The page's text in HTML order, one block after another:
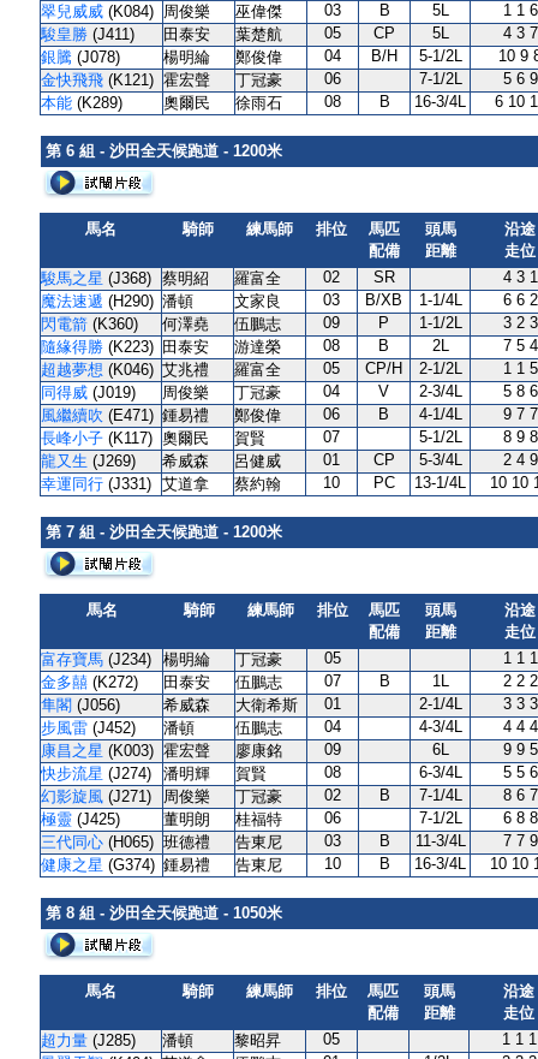
翠兒威威 (K084) 周俊樂 巫偉傑 03 B 5L
1 1 6
駿皇勝 (J411) 田泰安 葉楚航 05 CP 5L
4 3 7
銀騰 (J078) 楊明綸 鄭俊偉 04 B/H 5-1/2L
10 9
金快飛飛 (K121) 霍宏聲 丁冠豪 06 7-1/2L
5 6 9
本能 (K289) 奧爾民 徐雨石 08 B 16-3/4L 6 10
第 6 組 - 沙田全天候跑道 - 1200米
馬名 騎師 練馬師 排位
馬匹
配備
頭馬
距離
沿途
走位
駿馬之星 (J368) 蔡明紹 羅富全 02 SR
4 3 1
魔法速遞 (H290) 潘頓 文家良 03 B/XB 1-1/4L
6 6 2
閃電箭 (K360) 何澤堯 伍鵬志 09 P 1-1/2L
3 2 3
隨緣得勝 (K223) 田泰安 游達榮 08 B 2L
7 5 4
超越夢想 (K046) 艾兆禮 羅富全 05 CP/H 2-1/2L
1 1 5
同得威 (J019) 周俊樂 丁冠豪 04 V 2-3/4L
5 8 6
風繼續吹 (E471) 鍾易禮 鄭俊偉 06 B 4-1/4L
9 7 7
長峰小子 (K117) 奧爾民 賀賢 07 5-1/2L
8 9 8
龍又生 (J269) 希威森 呂健威 01 CP 5-3/4L
2 4 9
幸運同行 (J331) 艾道拿 蔡約翰 10 PC 13-1/4L 10 10
第 7 組 - 沙田全天候跑道 - 1200米
馬名 騎師 練馬師 排位
馬匹
配備
頭馬
距離
沿途
走位
富存寶馬 (J234) 楊明綸 丁冠豪 05
1 1 1
金多囍 (K272) 田泰安 伍鵬志 07 B 1L
2 2 2
隼閣 (J056) 希威森 大衛希斯 01 2-1/4L
3 3 3
步風雷 (J452) 潘頓 伍鵬志 04 4-3/4L
4 4 4
康昌之星 (K003) 霍宏聲 廖康銘 09 6L
9 9 5
快步流星 (J274) 潘明輝 賀賢 08 6-3/4L
5 5 6
幻影旋風 (J271) 周俊樂 丁冠豪 02 B 7-1/4L
8 6 7
極靈 (J425) 董明朗 桂福特 06 7-1/2L
6 8 8
三代同心 (H065) 班德禮 告東尼 03 B 11-3/4L
7 7 9
健康之星 (G374) 鍾易禮 告東尼 10 B 16-3/4L 10 10
第 8 組 - 沙田全天候跑道 - 1050米
馬名 騎師 練馬師 排位
馬匹
配備
頭馬
距離
沿途
走位
超力量 (J285) 潘頓 黎昭昇 05
1 1 1